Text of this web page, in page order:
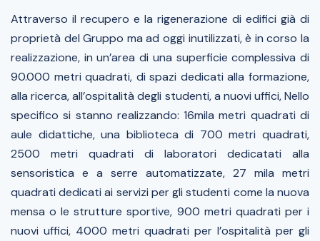
Attraverso il recupero e la rigenerazione di edifici già di
proprietà del Gruppo ma ad oggi inutilizzati, è in corso la
realizzazione, in un’area di una superficie complessiva di
90.000 metri quadrati, di spazi dedicati alla formazione,
alla ricerca, all’ospitalità degli studenti, a nuovi uffici, Nello
specifico si stanno realizzando: 16mila metri quadrati di
aule didattiche, una biblioteca di 700 metri quadrati,
2500 metri quadrati di laboratori dedicatati alla
sensoristica e a serre automatizzate, 27 mila metri
quadrati dedicati ai servizi per gli studenti come la nuova
mensa o le strutture sportive, 900 metri quadrati per i
nuovi uffici, 4000 metri quadrati per l’ospitalità per gli